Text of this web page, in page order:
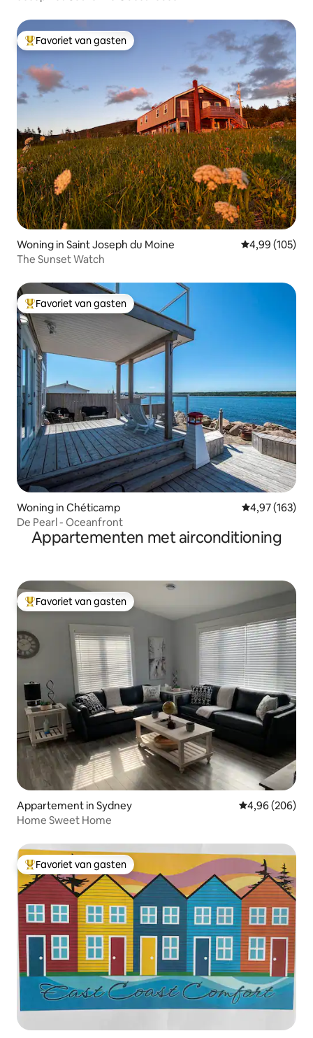
Topfavoriet van gasten
Favoriet van gasten
Woning in Saint Joseph du Moine Gemiddelde
4,99 (105)
The Sunset Watch
Topfavoriet van gasten
Favoriet van gasten
Woning in Chéticamp Gemiddelde
4,97 (163)
De Pearl - Oceanfront
Appartementen met airconditioning
Topfavoriet van gasten
Favoriet van gasten
Appartement in Sydney Gemiddelde
4,96 (206)
Home Sweet Home
Topfavoriet van gasten
Favoriet van gasten